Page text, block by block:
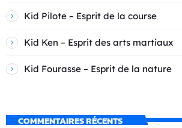
Kid Pilote – Esprit de la course
Kid Ken – Esprit des arts martiaux
Kid Fourasse – Esprit de la nature
COMMENTAIRES RÉCENTS